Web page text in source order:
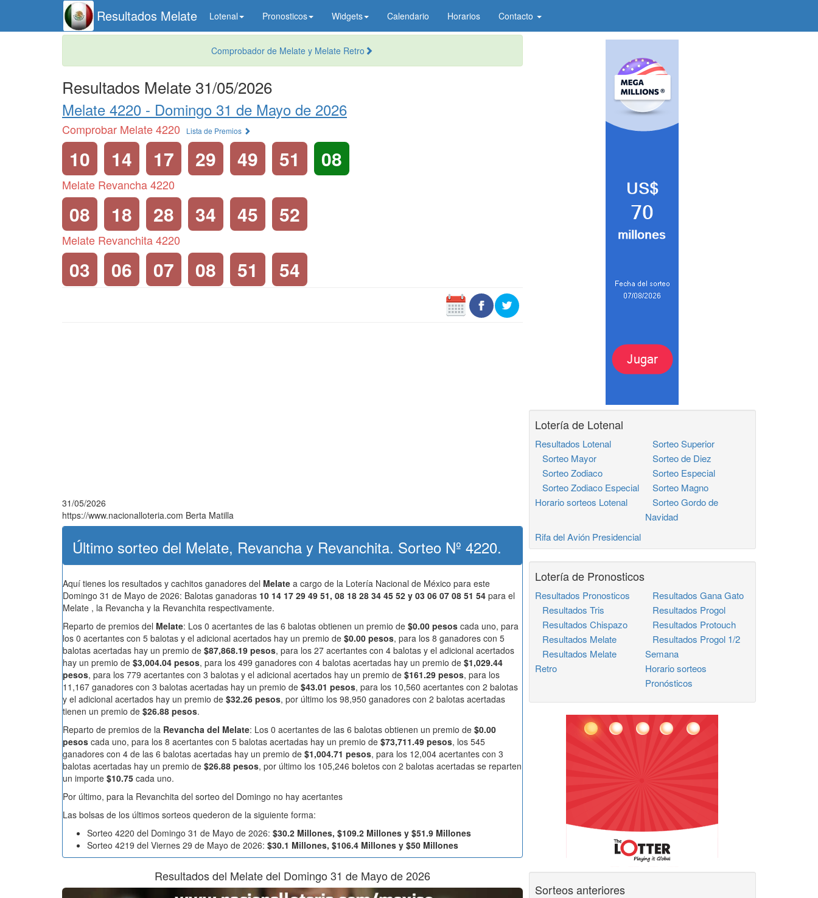
Resultados Melate Lotenal Pronosticos Widgets Calendario Horarios Contacto
Comprobador de Melate y Melate Retro
Resultados Melate 31/05/2026
Melate 4220 - Domingo 31 de Mayo de 2026
Comprobar Melate 4220 Lista de Premios
10 14 17 29 49 51 08
Melate Revancha 4220
08 18 28 34 45 52
Melate Revanchita 4220
03 06 07 08 51 54
31/05/2026
https://www.nacionalloteria.com Berta Matilla
Último sorteo del Melate, Revancha y Revanchita. Sorteo Nº 4220.
Aquí tienes los resultados y cachitos ganadores del Melate a cargo de la Lotería Nacional de México para este
Domingo 31 de Mayo de 2026: Balotas ganadoras 10 14 17 29 49 51, 08 18 28 34 45 52 y 03 06 07 08 51 54 para el
Melate , la Revancha y la Revanchita respectivamente.
Reparto de premios del Melate: Los 0 acertantes de las 6 balotas obtienen un premio de $0.00 pesos cada uno, para
los 0 acertantes con 5 balotas y el adicional acertados hay un premio de $0.00 pesos, para los 8 ganadores con 5
balotas acertadas hay un premio de $87,868.19 pesos, para los 27 acertantes con 4 balotas y el adicional acertados
hay un premio de $3,004.04 pesos, para los 499 ganadores con 4 balotas acertadas hay un premio de $1,029.44
pesos, para los 779 acertantes con 3 balotas y el adicional acertados hay un premio de $161.29 pesos, para los
11,167 ganadores con 3 balotas acertadas hay un premio de $43.01 pesos, para los 10,560 acertantes con 2 balotas
y el adicional acertados hay un premio de $32.26 pesos, por último los 98,950 ganadores con 2 balotas acertadas
tienen un premio de $26.88 pesos.
Reparto de premios de la Revancha del Melate: Los 0 acertantes de las 6 balotas obtienen un premio de $0.00
pesos cada uno, para los 8 acertantes con 5 balotas acertadas hay un premio de $73,711.49 pesos, los 545
ganadores con 4 de las 6 balotas acertadas hay un premio de $1,004.71 pesos, para los 12,004 acertantes con 3
balotas acertadas hay un premio de $26.88 pesos, por último los 105,246 boletos con 2 balotas acertadas se reparten
un importe $10.75 cada uno.
Por último, para la Revanchita del sorteo del Domingo no hay acertantes
Las bolsas de los últimos sorteos quederon de la siguiente forma:
Sorteo 4220 del Domingo 31 de Mayo de 2026: $30.2 Millones, $109.2 Millones y $51.9 Millones
Sorteo 4219 del Viernes 29 de Mayo de 2026: $30.1 Millones, $106.4 Millones y $50 Millones
Resultados del Melate del Domingo 31 de Mayo de 2026
Lotería de Lotenal
Resultados Lotenal
Sorteo Mayor
Sorteo Zodiaco
Sorteo Zodiaco Especial
Horario sorteos Lotenal
Sorteo Superior
Sorteo de Diez
Sorteo Especial
Sorteo Magno
Sorteo Gordo de
Navidad
Rifa del Avión Presidencial
Lotería de Pronosticos
Resultados Pronosticos
Resultados Tris
Resultados Chispazo
Resultados Melate
Resultados Melate
Retro
Resultados Gana Gato
Resultados Progol
Resultados Protouch
Resultados Progol 1/2
Semana
Horario sorteos
Pronósticos
Sorteos anteriores